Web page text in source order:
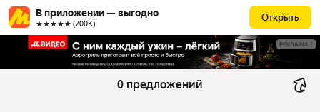
В приложении — выгодно
★★★★★ (700К)
Открыть
РЕКЛАМА
0 предложений